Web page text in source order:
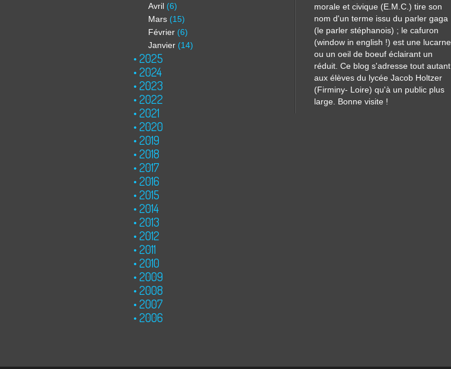
Avril (6)
Mars (15)
Février (6)
Janvier (14)
2025
2024
2023
2022
2021
2020
2019
2018
2017
2016
2015
2014
2013
2012
2011
2010
2009
2008
2007
2006
morale et civique (E.M.C.) tire son
nom d'un terme issu du parler gaga
(le parler stéphanois) ; le cafuron
(window in english !) est une lucarne
ou un oeil de boeuf éclairant un
réduit. Ce blog s'adresse tout autant
aux élèves du lycée Jacob Holtzer
(Firminy- Loire) qu'à un public plus
large. Bonne visite !